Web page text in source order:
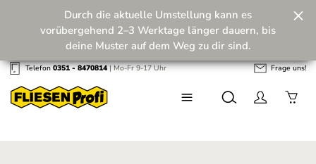
Zum Hauptinhalt springen
Zukunft! 💪
Durch die aktuelle Umstellung kann es
vorübergehend 2–3 Werktage länger dauern, bis
deine Muster auf dem Weg zu dir sind.
Telefon0351 - 8470814| Mo-Fr 9-17 Uhr Frage uns!